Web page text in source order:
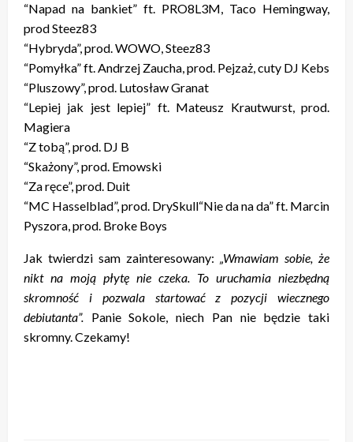
“Napad na bankiet” ft. PRO8L3M, Taco Hemingway,
prod Steez83
“Hybryda”, prod. WOWO, Steez83
“Pomyłka” ft. Andrzej Zaucha, prod. Pejzaż, cuty DJ Kebs
“Pluszowy”, prod. Lutosław Granat
“Lepiej jak jest lepiej” ft. Mateusz Krautwurst, prod.
Magiera
“Z tobą”, prod. DJ B
“Skażony”, prod. Emowski
“Za ręce”, prod. Duit
“MC Hasselblad”, prod. DrySkull“Nie da na da” ft. Marcin
Pyszora, prod. Broke Boys
Jak twierdzi sam zainteresowany: „Wmawiam sobie, że
nikt na moją płytę nie czeka. To uruchamia niezbędną
skromność i pozwala startować z pozycji wiecznego
debiutanta”. Panie Sokole, niech Pan nie będzie taki
skromny. Czekamy!